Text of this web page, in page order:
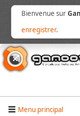
Bienvenue sur
enregistrer.
Menu principal